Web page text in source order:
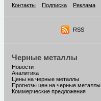
Контакты
Подписка Реклама
RSS
Черные металлы
Новости
Аналитика
Цены на черные металлы
Прогнозы цен на черные металлы
Коммерческие предложения